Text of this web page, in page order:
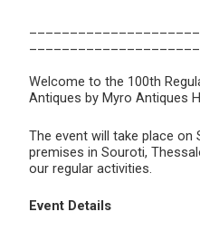
Welcome to the 100th
Antiques by Myro Antiques
The event will take place on
premises in Souroti,
our regular activities.
Event Details